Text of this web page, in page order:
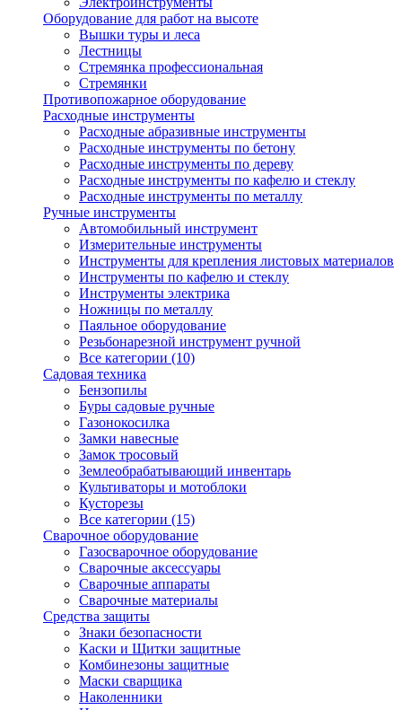
Оборудование для работ на высоте
Вышки туры и леса
Лестницы
Стремянка профессиональная
Стремянки
Противопожарное оборудование
Расходные инструменты
Расходные абразивные инструменты
Расходные инструменты по бетону
Расходные инструменты по дереву
Расходные инструменты по кафелю и стеклу
Расходные инструменты по металлу
Ручные инструменты
Автомобильный инструмент
Измерительные инструменты
Инструменты для крепления листовых материалов
Инструменты по кафелю и стеклу
Инструменты электрика
Ножницы по металлу
Паяльное оборудование
Резьбонарезной инструмент ручной
Все категории (10)
Садовая техника
Бензопилы
Буры садовые ручные
Газонокосилка
Замки навесные
Замок тросовый
Землеобрабатывающий инвентарь
Культиваторы и мотоблоки
Кусторезы
Все категории (15)
Сварочное оборудование
Газосварочное оборудование
Сварочные аксессуары
Сварочные аппараты
Сварочные материалы
Средства защиты
Знаки безопасности
Каски и Щитки защитные
Комбинезоны защитные
Маски сварщика
Наколенники